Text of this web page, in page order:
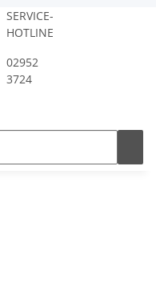
SERVICE-
HOTLINE
02952
3724